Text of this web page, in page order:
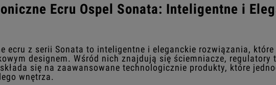
Ecru Ospel Sonata: Inteligentne i
ecru z serii Sonata to inteligentne i eleganckie rozwiązania, które
designem. Wśród nich znajdują się ściemniacze, regulatory
się na zaawansowane technologicznie produkty, które
wnętrza.